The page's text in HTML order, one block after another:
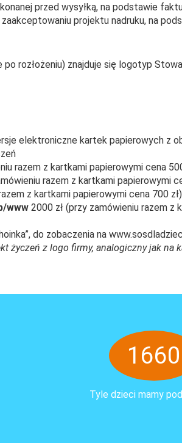
przed wysyłką, na podstawie
projektu nadruku, na
rozłożeniu) znajduje się logotyp
elektroniczne kartek papierowych z
razem z kartkami papierowymi cena
razem z kartkami papierowymi
z kartkami papierowymi cena 700
www 2000 zł (przy zamówieniu razem z
do zobaczenia na
życzeń z logo firmy, analogiczny jak na
1660
Tyle dzieci mamy